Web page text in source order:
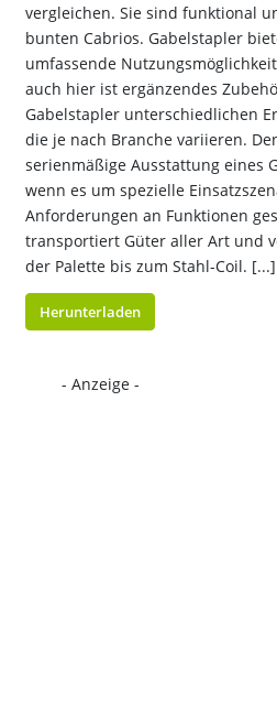
vergleichen. Sie sind funktional
bunten Cabrios. Gabelstapler
umfassende
auch hier ist ergänzendes
Gabelstapler unterschiedlichen
die je nach Branche variieren.
serienmäßige Ausstattung eines
wenn es um spezielle
Anforderungen an Funktionen
transportiert Güter aller Art und
der Palette bis zum Stahl-Coil. [...]
Herunterladen
- Anzeige -